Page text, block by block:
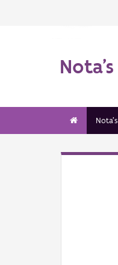
Nota's
Nota's